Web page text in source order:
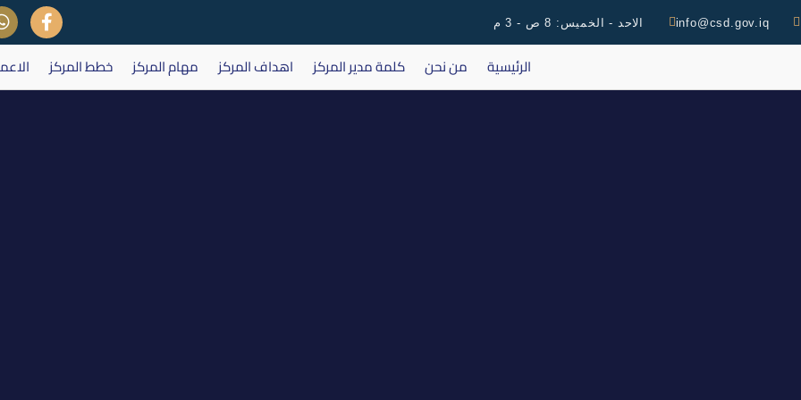
info@csd.gov.iq الاحد - الخميس: 8 ص - 3 م
الرئيسية من نحن كلمة مدير المركز اهداف المركز مهام المركز خطط المركز